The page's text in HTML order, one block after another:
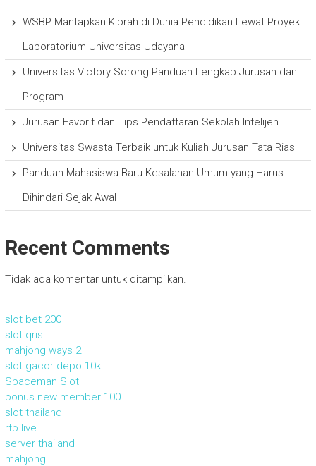
WSBP Mantapkan Kiprah di Dunia Pendidikan Lewat Proyek
Laboratorium Universitas Udayana
Universitas Victory Sorong Panduan Lengkap Jurusan dan
Program
Jurusan Favorit dan Tips Pendaftaran Sekolah Intelijen
Universitas Swasta Terbaik untuk Kuliah Jurusan Tata Rias
Panduan Mahasiswa Baru Kesalahan Umum yang Harus
Dihindari Sejak Awal
Recent Comments
Tidak ada komentar untuk ditampilkan.
slot bet 200
slot qris
mahjong ways 2
slot gacor depo 10k
Spaceman Slot
bonus new member 100
slot thailand
rtp live
server thailand
mahjong